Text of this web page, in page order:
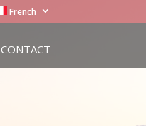
French
CONTACT